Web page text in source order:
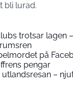
bli lurad.
trotsar lagen
på
pengar
–